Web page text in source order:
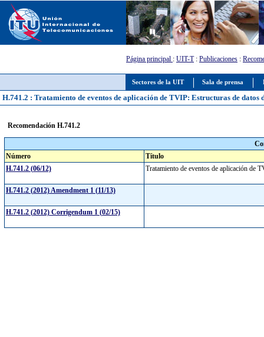
Sectores de la UIT Sala de prensa
Página principal : UIT-T: Publicaciones :
H.741.2 : Tratamiento de eventos de aplicación de TVIP: Estructuras de
Recomendación H.741.2
Número
Título
H.741.2 (06/12)
Tratamiento de eventos de aplicación de
H.741.2 (2012) Amendment 1 (11/13)
H.741.2 (2012) Corrigendum 1 (02/15)